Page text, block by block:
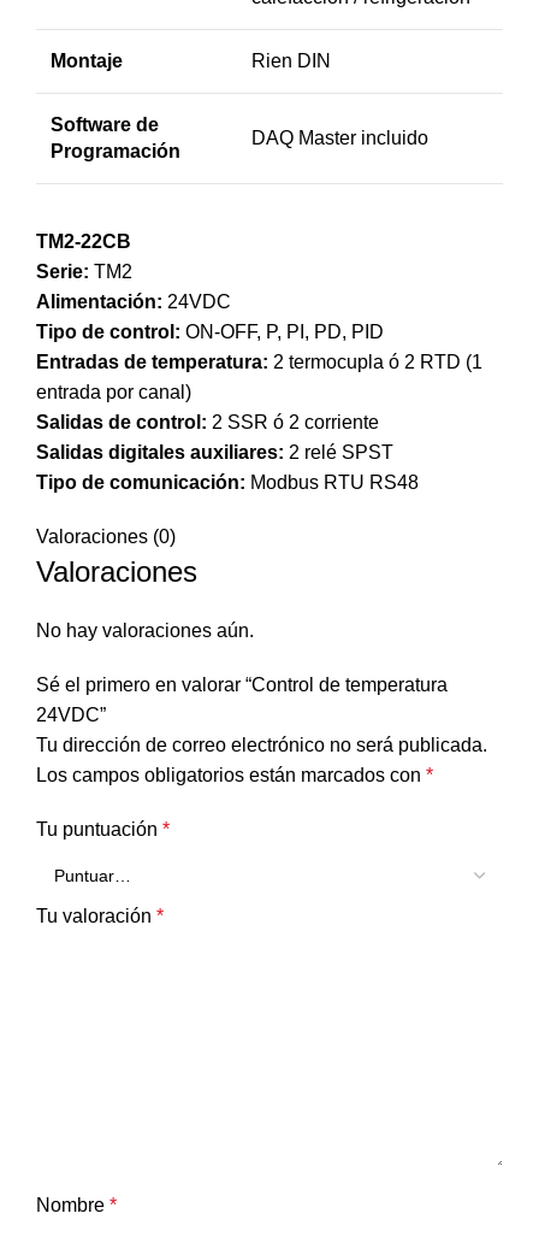
Montaje Rien DIN
Software de
Programación
DAQ Master incluido
TM2-22CB
Serie: TM2
Alimentación: 24VDC
Tipo de control: ON-OFF, P, PI, PD, PID
Entradas de temperatura: 2 termocupla ó 2 RTD (1
entrada por canal)
Salidas de control: 2 SSR ó 2 corriente
Salidas digitales auxiliares: 2 relé SPST
Tipo de comunicación: Modbus RTU RS48
Valoraciones (0)
Valoraciones
No hay valoraciones aún.
Sé el primero en valorar “Control de temperatura
24VDC”
Tu dirección de correo electrónico no será publicada.
Los campos obligatorios están marcados con *
Tu puntuación *
Tu valoración *
Nombre *